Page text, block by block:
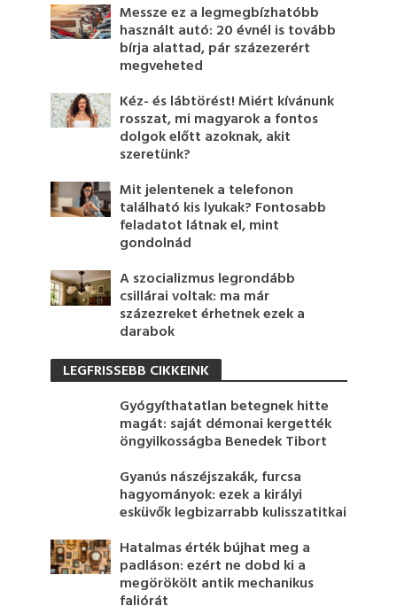
Messze ez a legmegbízhatóbb
használt autó: 20 évnél is tovább
bírja alattad, pár százezerért
megveheted
Kéz- és lábtörést! Miért kívánunk
rosszat, mi magyarok a fontos
dolgok előtt azoknak, akit
szeretünk?
Mit jelentenek a telefonon
található kis lyukak? Fontosabb
feladatot látnak el, mint
gondolnád
A szocializmus legrondább
csillárai voltak: ma már
százezreket érhetnek ezek a
darabok
LEGFRISSEBB CIKKEINK
Gyógyíthatatlan betegnek hitte
magát: saját démonai kergették
öngyilkosságba Benedek Tibort
Gyanús nászéjszakák, furcsa
hagyományok: ezek a királyi
esküvők legbizarrabb kulisszatitkai
Hatalmas érték bújhat meg a
padláson: ezért ne dobd ki a
megörökölt antik mechanikus
faliórát